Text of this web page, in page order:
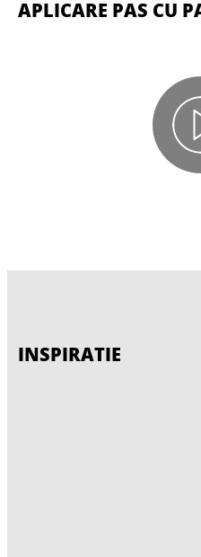
APLICARE PAS CU
INSPIRATIE